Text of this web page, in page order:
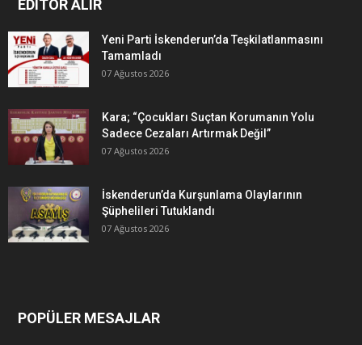
EDITÖR ALIR
Yeni Parti İskenderun’da Teşkilatlanmasını
Tamamladı
07 Ağustos 2026
Kara; “Çocukları Suçtan Korumanın Yolu
Sadece Cezaları Artırmak Değil”
07 Ağustos 2026
İskenderun’da Kurşunlama Olaylarının
Şüphelileri Tutuklandı
07 Ağustos 2026
POPÜLER MESAJLAR